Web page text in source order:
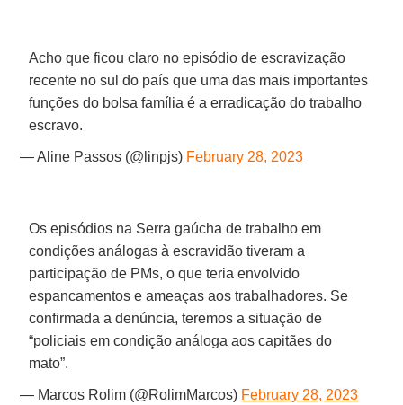
Acho que ficou claro no episódio de escravização
recente no sul do país que uma das mais importantes
funções do bolsa família é a erradicação do trabalho
escravo.
— Aline Passos (@linpjs) February 28, 2023
Os episódios na Serra gaúcha de trabalho em
condições análogas à escravidão tiveram a
participação de PMs, o que teria envolvido
espancamentos e ameaças aos trabalhadores. Se
confirmada a denúncia, teremos a situação de
“policiais em condição análoga aos capitães do
mato”.
— Marcos Rolim (@RolimMarcos) February 28, 2023